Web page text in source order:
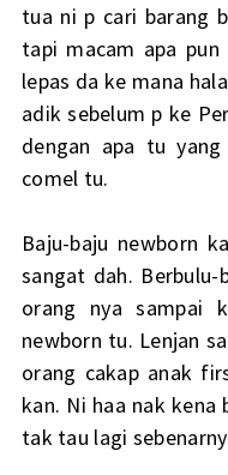
tua ni p cari barang
tapi macam apa
lepas da ke mana
adik sebelum p ke
dengan apa tu
comel tu.
Baju-baju newborn
sangat dah.
orang nya sampai
newborn tu. Lenjan
orang cakap anak
kan. Ni haa nak
tak tau lagi